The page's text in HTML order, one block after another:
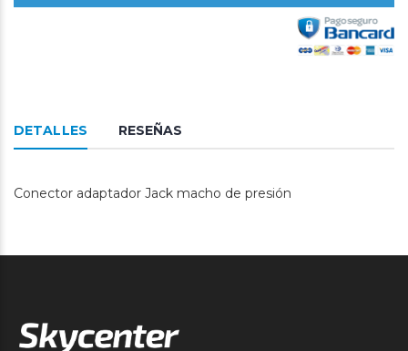
DETALLES RESEÑAS
Conector adaptador Jack macho de presión